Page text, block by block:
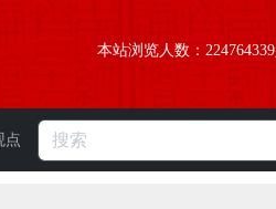
本站浏览人数： 224764339
点